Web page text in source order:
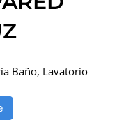
Baño, Lavatorio